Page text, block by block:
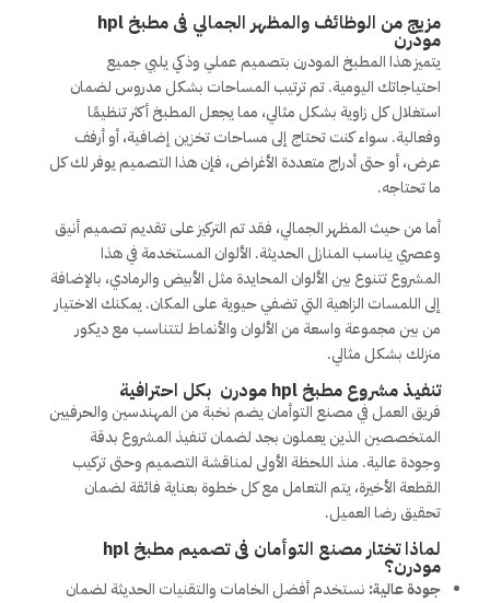
مزيج من الوظائف والمظهر الجمالي فى مطبخ hpl
مودرن
يتميز هذا المطبخ المودرن بتصميم عملي وذكي يلبي جميع
احتياجاتك اليومية. تم ترتيب المساحات بشكل مدروس لضمان
استغلال كل زاوية بشكل مثالي، مما يجعل المطبخ أكثر تنظيمًا
وفعالية. سواء كنت تحتاج إلى مساحات تخزين إضافية، أو أرفف
عرض، أو حتى أدراج متعددة الأغراض، فإن هذا التصميم يوفر لك كل
ما تحتاجه.
أما من حيث المظهر الجمالي، فقد تم التركيز على تقديم تصميم أنيق
وعصري يناسب المنازل الحديثة. الألوان المستخدمة في هذا
المشروع تتنوع بين الألوان المحايدة مثل الأبيض والرمادي، بالإضافة
إلى اللمسات الزاهية التي تضفي حيوية على المكان. يمكنك الاختيار
من بين مجموعة واسعة من الألوان والأنماط لتتناسب مع ديكور
منزلك بشكل مثالي.
تنفيذ مشروع مطبخ hpl مودرن بكل احترافية
فريق العمل في مصنع التوأمان يضم نخبة من المهندسين والحرفيين
المتخصصين الذين يعملون بجد لضمان تنفيذ المشروع بدقة
وجودة عالية. منذ اللحظة الأولى لمناقشة التصميم وحتى تركيب
القطعة الأخيرة، يتم التعامل مع كل خطوة بعناية فائقة لضمان
تحقيق رضا العميل.
لماذا تختار مصنع التوأمان فى تصميم مطبخ hpl
مودرن؟
جودة عالية: نستخدم أفضل الخامات والتقنيات الحديثة لضمان